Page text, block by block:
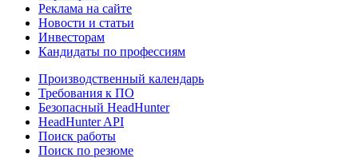
Реклама на сайте
Новости и статьи
Инвесторам
Кандидаты по профессиям
Производственный календарь
Требования к ПО
Безопасный HeadHunter
HeadHunter API
Поиск работы
Поиск по резюме